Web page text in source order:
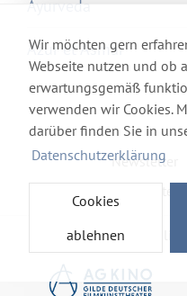
Wir möchten gern
Webseite nutzen und ob
erwartungsgemäß
verwenden wir Cookies.
darüber finden Sie in
Datenschutzerklärung
Cookies
ablehnen
Ayurveda
Azur et Asmar
Newsletter